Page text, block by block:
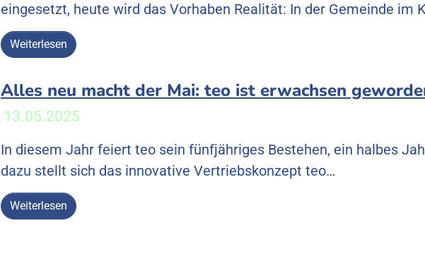
eingesetzt, heute wird das Vorhaben Realität: In der Gemeinde im
Weiterlesen
Alles neu macht der Mai: teo ist erwachsen
13.05.2025
In diesem Jahr feiert teo sein fünfjähriges Bestehen, ein halbes
dazu stellt sich das innovative Vertriebskonzept teo…
Weiterlesen